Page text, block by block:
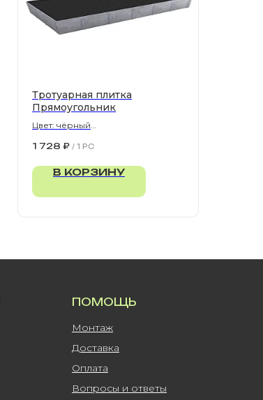
Тротуарная плитка
Прямоугольник
Цвет: чёрный
1 728 ₽ / 1 PC
В КОРЗИНУ
ПОМОЩЬ
Вопросы и ответы
Оплата
Доставка
Монтаж